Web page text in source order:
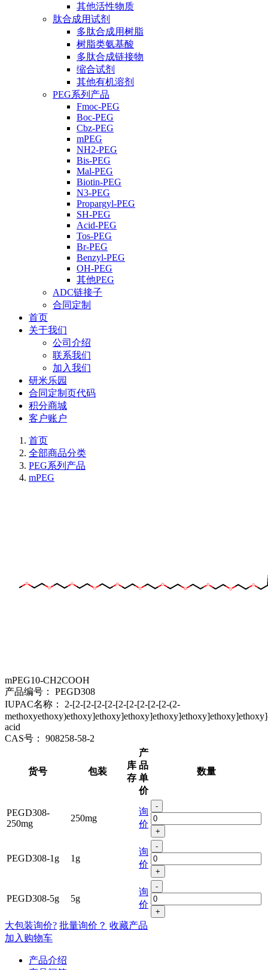
其他活性物质
肽合成用试剂
多肽合成用树脂
树脂类氨基酸
多肽合成链接物
缩合试剂
其他有机溶剂
PEG系列产品
Fmoc-PEG
Boc-PEG
Cbz-PEG
mPEG
NH2-PEG
Bis-PEG
Mal-PEG
Biotin-PEG
N3-PEG
Propargyl-PEG
SH-PEG
Acid-PEG
Tos-PEG
Br-PEG
Benzyl-PEG
OH-PEG
其他PEG
ADC链接子
合同定制
首页
关于我们
公司介绍
联系我们
加入我们
研米乐园
合同定制页代码
积分商城
客户账户
首页
全部商品分类
PEG系列产品
mPEG
mPEG10-CH2COOH
产品编号：
PEGD308
IUPAC名称： 2-[2-[2-[2-[2-[2-[2-[2-[2-[2-(2-
acid
CAS号：
908258-58-2
货号 包装
库
存
产
品
单
价
数量
PEGD308-
250mg
250mg
询
价
-
+
PEGD308-1g 1g
询
价
-
+
PEGD308-5g 5g
询
价
-
+
大包装询价? 批量询价？ 收藏产品
加入购物车
产品介绍